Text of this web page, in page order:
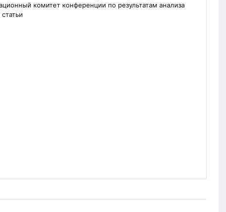
комитет конференции по результатам анализа